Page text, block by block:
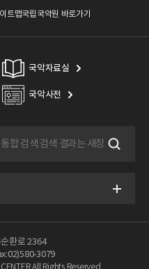
트맵국립국악원 바로가기
국악자료실
국악사전
환로 2364
3079
All Rights Reserved